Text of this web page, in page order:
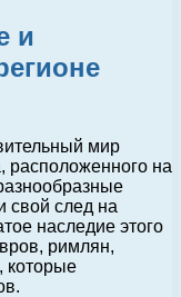
и
мир
расположенного на
свой след на
наследие этого
римлян,
которые